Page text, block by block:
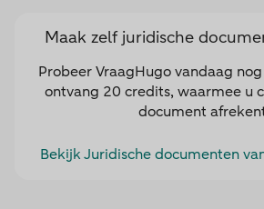
Maak zelf juridische
Probeer VraagHugo vandaag
ontvang 20 credits, waarmee u
document
Bekijk Juridische documenten